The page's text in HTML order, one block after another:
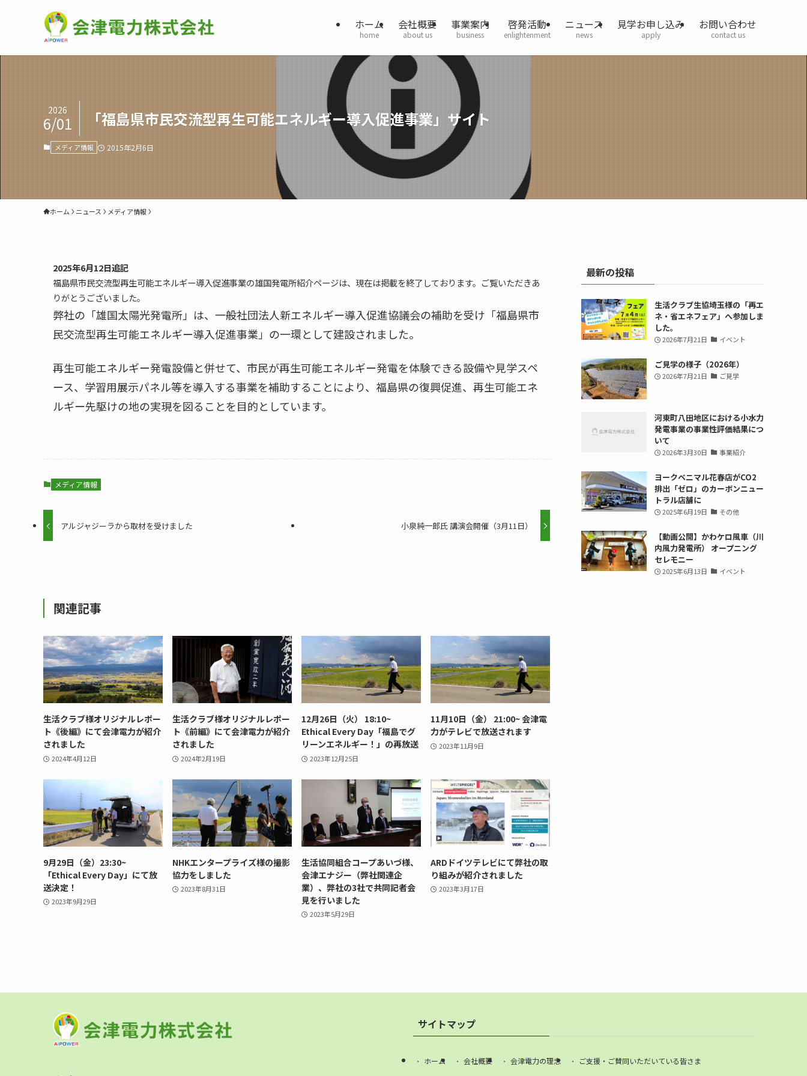
ホーム
home
会社概要
about us
事業案内
business
啓発活動
enlightenment
ニュース
news
見学お申し込み
apply
お問い合わせ
contact us
「福島県市民交流型再生可能エネルギー導入促進事業」サイト
2026
6/01
メディア情報 2015年2月6日
ホーム ニュース メディア情報
2025年6月12日追記
福島県市民交流型再生可能エネルギー導入促進事業の雄国発電所紹介ページは、現在は掲載を終了しております。ご覧いただきあ
りがとうございました。
弊社の「雄国太陽光発電所」は、一般社団法人新エネルギー導入促進協議会の補助を受け「福島県市
民交流型再生可能エネルギー導入促進事業」の一環として建設されました。
再生可能エネルギー発電設備と併せて、市民が再生可能エネルギー発電を体験できる設備や見学スペ
ース、学習用展示パネル等を導入する事業を補助することにより、福島県の復興促進、再生可能エネ
ルギー先駆けの地の実現を図ることを目的としています。
メディア情報
アルジャジーラから取材を受けました 小泉純一郎氏 講演会開催（3月11日）
関連記事
生活クラブ様オリジナルレポー
ト《後編》にて会津電力が紹介
されました
2024年4月12日
生活クラブ様オリジナルレポー
ト《前編》にて会津電力が紹介
されました
2024年2月19日
12月26日（火） 18:10~
Ethical Every Day「福島でグ
リーンエネルギー！」の再放送
2023年12月25日
11月10日（金） 21:00~ 会津電
力がテレビで放送されます
2023年11月9日
9月29日（金）23:30~
「Ethical Every Day」にて放
送決定！
2023年9月29日
NHKエンタープライズ様の撮影
協力をしました
2023年8月31日
生活協同組合コープあいづ様、
会津エナジー（弊社関連企
業）、弊社の3社で共同記者会
見を行いました
2023年5月29日
ARDドイツテレビにて弊社の取
り組みが紹介されました
2023年3月17日
最新の投稿
生活クラブ生協埼玉様の「再エ
ネ・省エネフェア」へ参加しま
した。
2026年7月21日 イベント
ご見学の様子（2026年）
2026年7月21日 ご見学
河東町八田地区における小水力
発電事業の事業性評価結果につ
いて
2026年3月30日 事業紹介
ヨークベニマル花春店がCO2
排出「ゼロ」のカーボンニュー
トラル店舗に
2025年6月19日 その他
【動画公開】かわケロ風車（川
内風力発電所） オープニング
セレモニー
2025年6月13日 イベント
サイトマップ
ホーム 会社概要 会津電力の理念 ご支援・ご賛同いただいている皆さま